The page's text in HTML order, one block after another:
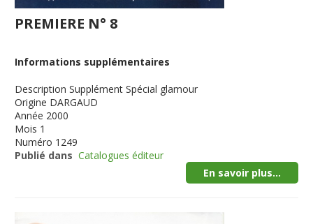
PREMIERE N° 8
Informations supplémentaires
Description Supplément Spécial glamour
Origine DARGAUD
Année 2000
Mois 1
Numéro 1249
Publié dans Catalogues éditeur
En savoir plus...